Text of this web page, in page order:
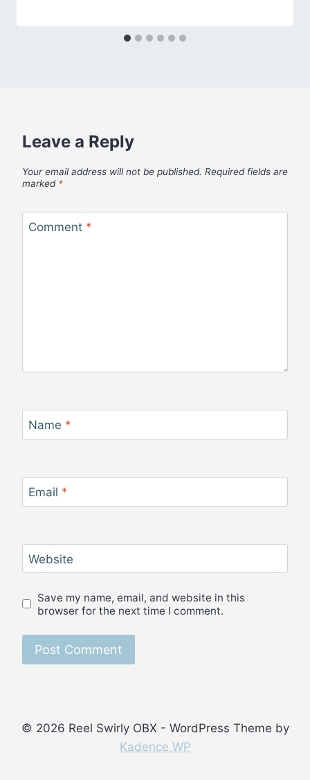
Leave a Reply
Your email address will not be published. Required fields are
marked *
Comment *
Name *
Email *
Website
Save my name, email, and website in this
browser for the next time I comment.
© 2026 Reel Swirly OBX - WordPress Theme by
Kadence WP